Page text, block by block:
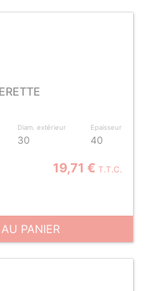
Diam. extérieur
30
Epaisseur
40
19,71 € T.T.C.
PANIER